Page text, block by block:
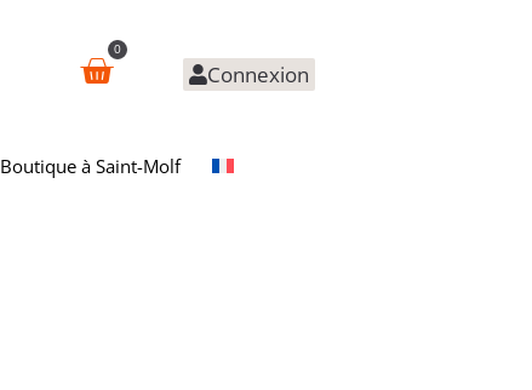
0
Connexion
Boutique à Saint-Molf